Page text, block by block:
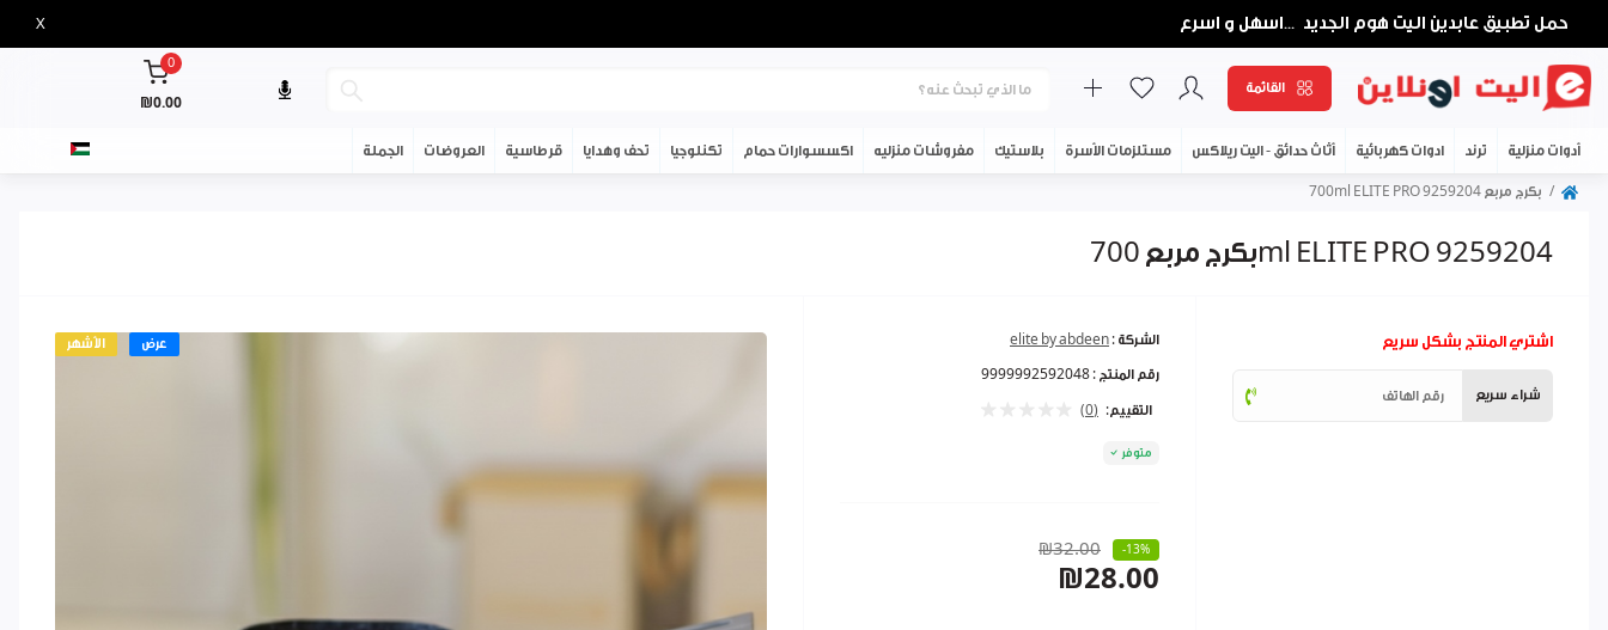
حمل تطبيق عابدين اليت هوم الجديد ...اسهل و اسرع X
القائمة
0
₪0.00
أدوات منزلية ترند ادوات كهربائية أثاث حدائق - اليت ريلاكس مستلزمات الأسرة بلاستيك مفروشات منزليه اكسسوارات حمام تكنلوجيا تحف وهدايا قرطاسية العروضات الجملة
بكرج مربع 700ml ELITE PRO 9259204
بكرج مربع 700ml ELITE PRO 9259204
الأشهر عرض الشركة : elite by abdeen
رقم المنتج : 9999992592048
التقييم: (0)
متوفر
₪32.00 -13%
₪28.00
اشتري المنتج بشكل سريع
شراء سريع